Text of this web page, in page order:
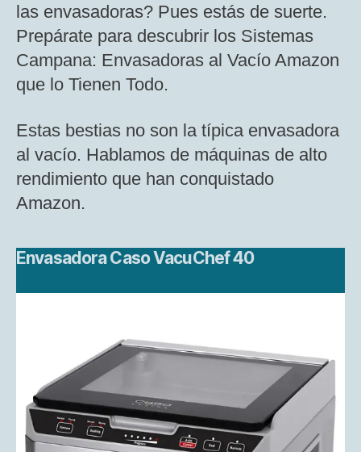
las envasadoras? Pues estás de suerte.
Prepárate para descubrir los Sistemas
Campana: Envasadoras al Vacío Amazon
que lo Tienen Todo.
Estas bestias no son la típica envasadora
al vacío. Hablamos de máquinas de alto
rendimiento que han conquistado
Amazon.
Envasadora Caso VacuChef 40